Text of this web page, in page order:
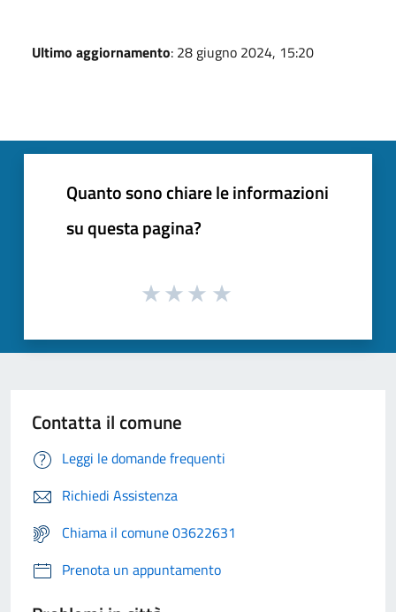
Ultimo aggiornamento: 28 giugno 2024, 15:20
Quanto sono chiare le informazioni
su questa pagina?
Contatta il comune
Leggi le domande frequenti
Richiedi Assistenza
Chiama il comune 03622631
Prenota un appuntamento